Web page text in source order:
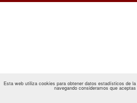
Esta web utiliza cookies para obtener datos estadísticos de
navegando consideramos que